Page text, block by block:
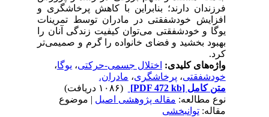
فرزندان دارند؛ بنابراین با کاهش پرخاشگری و
افزایش خودشفقتی در مادران توسط تمرینات
یوگا و خودشفقتی می‌توان کیفیت زندگی آنان را
بهبود بخشید و فضای خانواده را گرم و صمیمی‌تر
کرد.
واژه‌های کلیدی:اختلال جسمی-حرکتی،یوگا،
خودشفقتی،پرخاشگری،مادران.
متن کامل[PDF 472 kb]
نوع مطالعه:مقاله پژوهشی اصیل| موضوع
مقاله:توانبخشی